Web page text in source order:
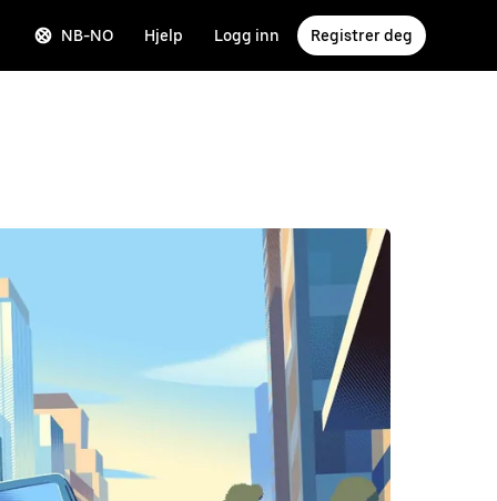
NB-NO Hjelp Logg inn Registrer deg